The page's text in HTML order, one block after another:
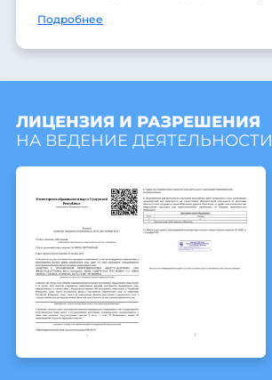
Подробнее
ЛИЦЕНЗИЯ И РАЗРЕШЕНИЯ
НА ВЕДЕНИЕ ДЕЯТЕЛЬНОСТИ